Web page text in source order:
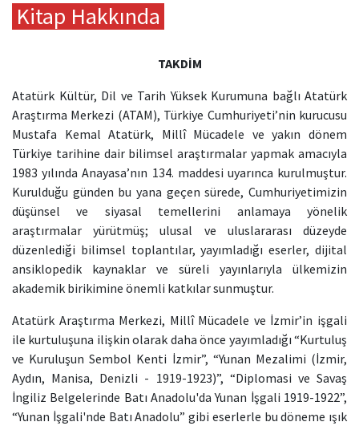
Kitap Hakkında
TAKDİM
Atatürk Kültür, Dil ve Tarih Yüksek Kurumuna bağlı Atatürk
Araştırma Merkezi (ATAM), Türkiye Cumhuriyeti’nin kurucusu
Mustafa Kemal Atatürk, Millî Mücadele ve yakın dönem
Türkiye tarihine dair bilimsel araştırmalar yapmak amacıyla
1983 yılında Anayasa’nın 134. maddesi uyarınca kurulmuştur.
Kurulduğu günden bu yana geçen sürede, Cumhuriyetimizin
düşünsel ve siyasal temellerini anlamaya yönelik
araştırmalar yürütmüş; ulusal ve uluslararası düzeyde
düzenlediği bilimsel toplantılar, yayımladığı eserler, dijital
ansiklopedik kaynaklar ve süreli yayınlarıyla ülkemizin
akademik birikimine önemli katkılar sunmuştur.
Atatürk Araştırma Merkezi, Millî Mücadele ve İzmir’in işgali
ile kurtuluşuna ilişkin olarak daha önce yayımladığı “Kurtuluş
ve Kuruluşun Sembol Kenti İzmir”, “Yunan Mezalimi (İzmir,
Aydın, Manisa, Denizli - 1919-1923)”, “Diplomasi ve Savaş
İngiliz Belgelerinde Batı Anadolu'da Yunan İşgali 1919-1922”,
“Yunan İşgali'nde Batı Anadolu” gibi eserlerle bu döneme ışık